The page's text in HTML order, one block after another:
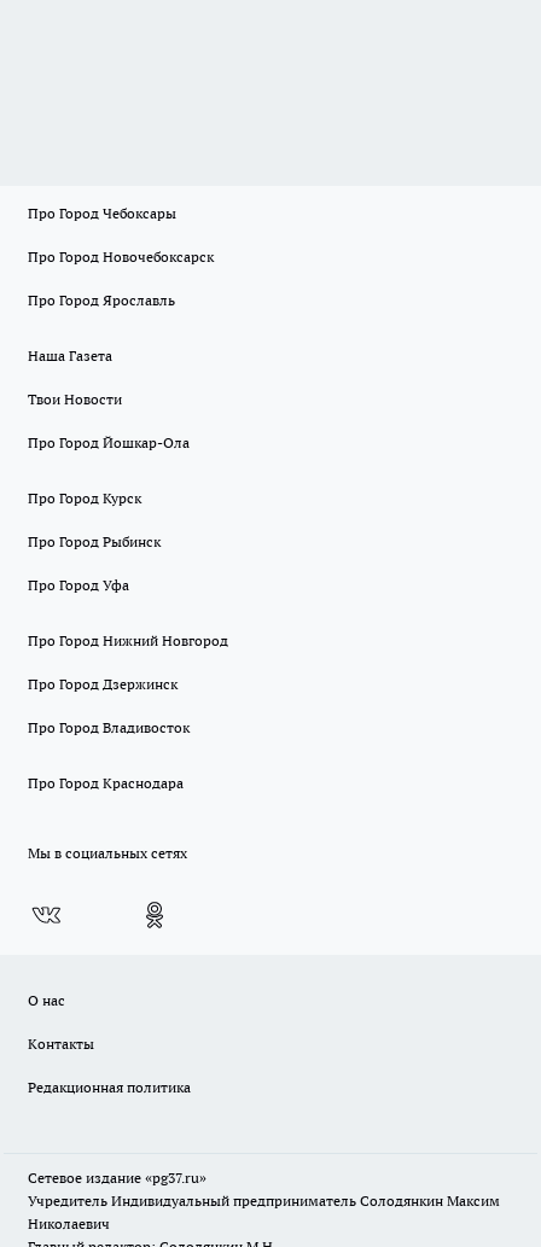
Про Город Чебоксары
Про Город Новочебоксарск
Про Город Ярославль
Наша Газета
Твои Новости
Про Город Йошкар-Ола
Про Город Курск
Про Город Рыбинск
Про Город Уфа
Про Город Нижний Новгород
Про Город Дзержинск
Про Город Владивосток
Про Город Краснодара
Мы в социальных сетях
О нас
Контакты
Редакционная политика
Сетевое издание «pg37.ru»
Учредитель Индивидуальный предприниматель Солодянкин Максим
Николаевич